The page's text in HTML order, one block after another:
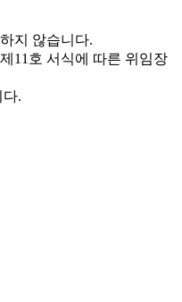
지 않습니다.
11호 서식에 따른 위임장
.